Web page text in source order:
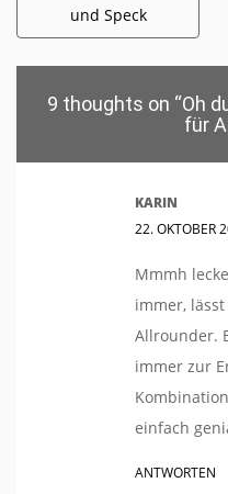
und Speck
9 thoughts on “Oh
für
KARIN
22. OKTOBER
Mmmh
immer,
Allrounder.
immer zur
einfach
ANTWORTEN